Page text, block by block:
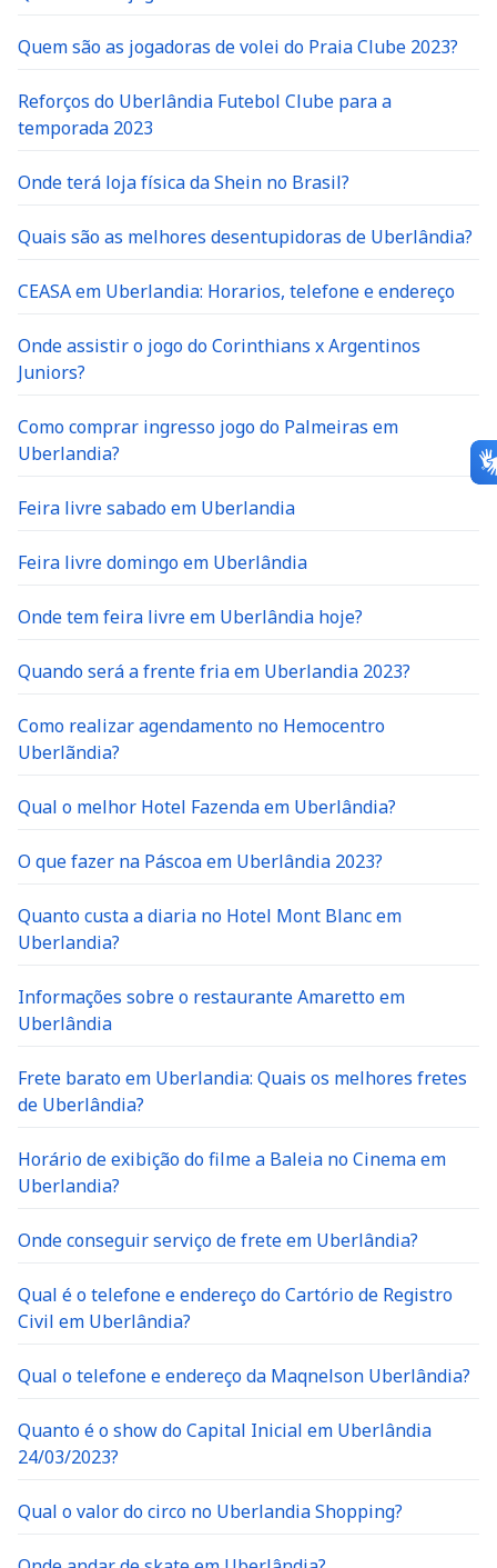
Quem são as jogadoras de volei do Praia Clube 2023?
Reforços do Uberlândia Futebol Clube para a
temporada 2023
Onde terá loja física da Shein no Brasil?
Quais são as melhores desentupidoras de Uberlândia?
CEASA em Uberlandia: Horarios, telefone e endereço
Onde assistir o jogo do Corinthians x Argentinos
Juniors?
Como comprar ingresso jogo do Palmeiras em
Uberlandia?
Feira livre sabado em Uberlandia
Feira livre domingo em Uberlândia
Onde tem feira livre em Uberlândia hoje?
Quando será a frente fria em Uberlandia 2023?
Como realizar agendamento no Hemocentro
Uberlãndia?
Qual o melhor Hotel Fazenda em Uberlândia?
O que fazer na Páscoa em Uberlândia 2023?
Quanto custa a diaria no Hotel Mont Blanc em
Uberlandia?
Informações sobre o restaurante Amaretto em
Uberlândia
Frete barato em Uberlandia: Quais os melhores fretes
de Uberlândia?
Horário de exibição do filme a Baleia no Cinema em
Uberlandia?
Onde conseguir serviço de frete em Uberlândia?
Qual é o telefone e endereço do Cartório de Registro
Civil em Uberlândia?
Qual o telefone e endereço da Maqnelson Uberlândia?
Quanto é o show do Capital Inicial em Uberlândia
24/03/2023?
Qual o valor do circo no Uberlandia Shopping?
Onde andar de skate em Uberlândia?